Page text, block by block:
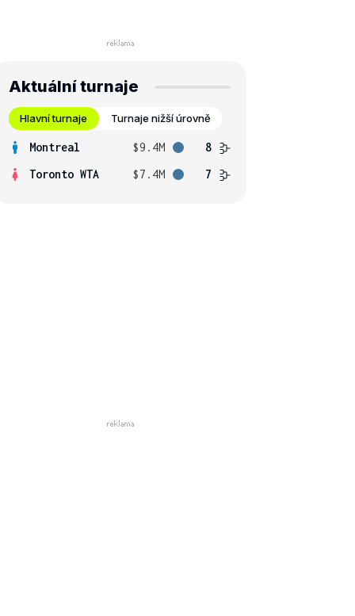
Aktuální turnaje
Hlavní turnaje Turnaje nižší úrovně
Montreal $9.4M
8
Toronto WTA
$7.4M 7